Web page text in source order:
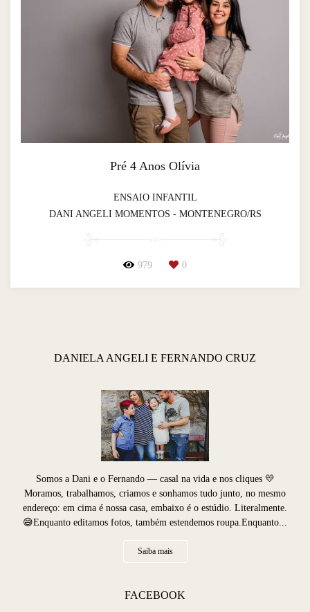
Pré 4 Anos Olívia
ENSAIO INFANTIL
DANI ANGELI MOMENTOS - MONTENEGRO/RS
979 0
DANIELA ANGELI E FERNANDO CRUZ
Somos a Dani e o Fernando — casal na vida e nos cliques 💛
Moramos, trabalhamos, criamos e sonhamos tudo junto, no mesmo
endereço: em cima é nossa casa, embaixo é o estúdio. Literalmente.
😅Enquanto editamos fotos, também estendemos roupa.Enquanto...
Saiba mais
FACEBOOK